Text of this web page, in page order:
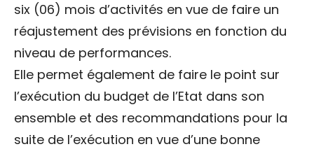
six (06) mois d’activités en vue de faire un
réajustement des prévisions en fonction du
niveau de performances.
Elle permet également de faire le point sur
l’exécution du budget de l’Etat dans son
ensemble et des recommandations pour la
suite de l’exécution en vue d’une bonne